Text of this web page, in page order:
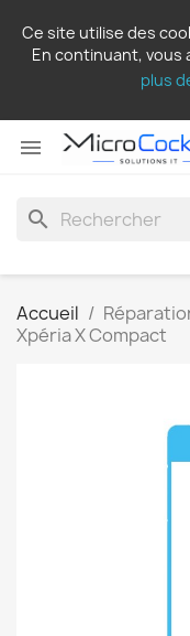
Ce site utilise des
En continuant, vous
plus

search
Accueil
Xpéria X Compact